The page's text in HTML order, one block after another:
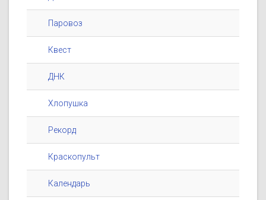
Паровоз
Квест
ДНК
Хлопушка
Рекорд
Краскопульт
Календарь